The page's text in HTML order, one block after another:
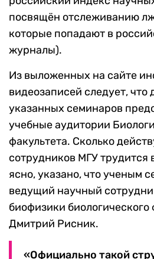
посвящён отслеживанию
которые попадают в
журналы).
Из выложенных на сайте
видеозаписей следует, что
указанных семинаров
учебные аудитории
факультета. Сколько
сотрудников МГУ трудится
ясно, указано, что ученым
ведущий научный
биофизики биологического
Дмитрий Рисник.
«Официально такой